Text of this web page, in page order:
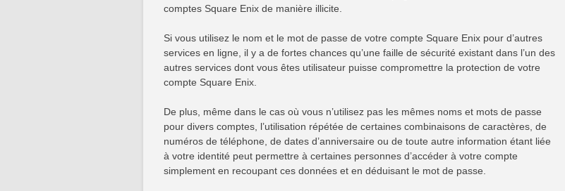
comptes Square Enix de manière illicite.
Si vous utilisez le nom et le mot de passe de votre compte Square Enix pour d’autres
services en ligne, il y a de fortes chances qu’une faille de sécurité existant dans l’un des
autres services dont vous êtes utilisateur puisse compromettre la protection de votre
compte Square Enix.
De plus, même dans le cas où vous n’utilisez pas les mêmes noms et mots de passe
pour divers comptes, l’utilisation répétée de certaines combinaisons de caractères, de
numéros de téléphone, de dates d’anniversaire ou de toute autre information étant liée
à votre identité peut permettre à certaines personnes d’accéder à votre compte
simplement en recoupant ces données et en déduisant le mot de passe.